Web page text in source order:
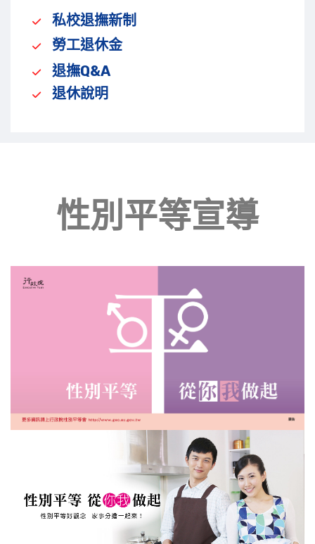
私校退撫新制
勞工退休金
退撫Q&A
退休說明
性別平等宣導